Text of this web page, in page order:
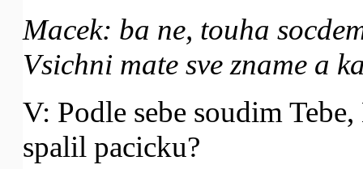
Macek: ba ne, touha
Vsichni mate sve zname a
V: Podle sebe soudim
spalil pacicku?